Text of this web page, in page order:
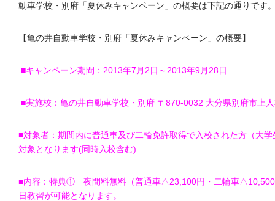
動車学校・別府「夏休みキャンペーン」の概要は下記の通りです
【亀の井自動車学校・別府「夏休みキャンペーン」の概要】
■キャンペーン期間：2013年7月2日～2013年9月28日
■実施校：亀の井自動車学校・別府 〒870-0032 大分県別府市上
■対象者：期間内に普通車及び二輪免許取得で入校された方（大
対象となります(同時入校含む)
■内容：特典① 夜間料無料（普通車△23,100円・二輪車
日教習が可能となります。